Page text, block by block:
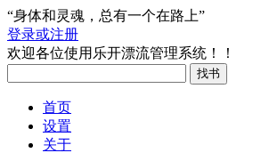
“身体和灵魂，总有一个在路上”
登录或注册
欢迎各位使用乐开漂流管理系统！！
首页
设置
关于